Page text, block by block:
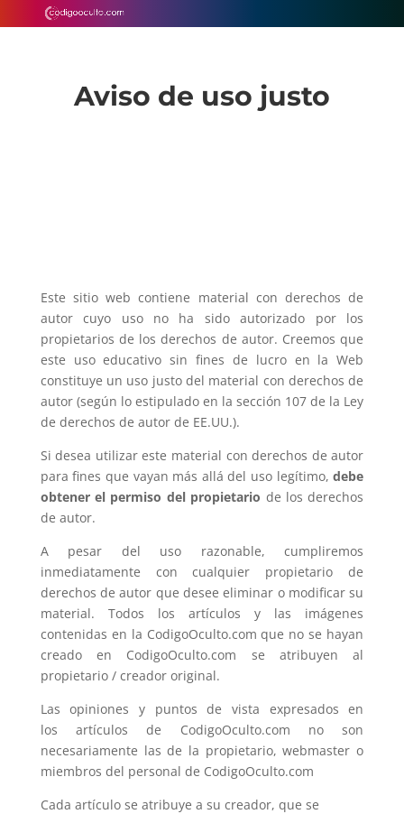
Aviso de uso justo
Este sitio web contiene material con derechos de
autor cuyo uso no ha sido autorizado por los
propietarios de los derechos de autor. Creemos que
este uso educativo sin fines de lucro en la Web
constituye un uso justo del material con derechos de
autor (según lo estipulado en la sección 107 de la Ley
de derechos de autor de EE.UU.).
Si desea utilizar este material con derechos de autor
para fines que vayan más allá del uso legítimo,debe
obtener el permiso del propietario de los derechos
de autor.
A pesar del uso razonable, cumpliremos
inmediatamente con cualquier propietario de
derechos de autor que desee eliminar o modificar su
material. Todos los artículos y las imágenes
contenidas en la CodigoOculto.com que no se hayan
creado en CodigoOculto.com se atribuyen al
propietario / creador original.
Las opiniones y puntos de vista expresados ​​en
los artículos de CodigoOculto.com no son
necesariamente las de la propietario, webmaster o
miembros del personal de CodigoOculto.com
Cada artículo se atribuye a su creador, que se